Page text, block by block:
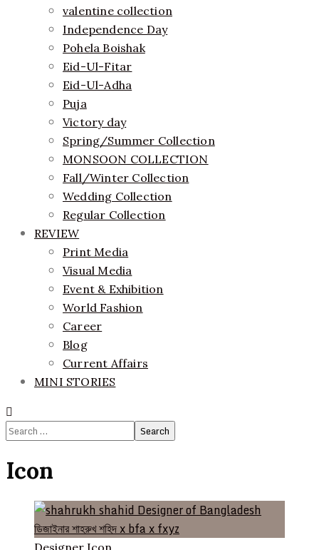
valentine collection
Independence Day
Pohela Boishak
Eid-Ul-Fitar
Eid-Ul-Adha
Puja
Victory day
Spring/Summer Collection
MONSOON COLLECTION
Fall/Winter Collection
Wedding Collection
Regular Collection
REVIEW
Print Media
Visual Media
Event & Exhibition
World Fashion
Career
Blog
Current Affairs
MINI STORIES
Search
Icon
Designer Icon